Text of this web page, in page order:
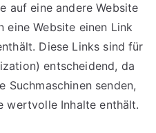
auf eine andere Website
eine Website einen Link
Diese Links sind für
entscheidend, da
Suchmaschinen senden,
wertvolle Inhalte enthält.